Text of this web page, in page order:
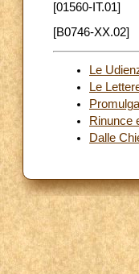
[01560-IT.01]
[B0746-XX.02]
Le
Le
Rinunce
Dalle